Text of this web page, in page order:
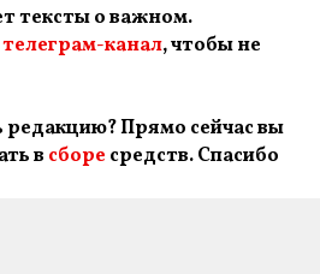
тексты о важном.
телеграм-канал, чтобы не
Прямо сейчас вы
в сборе средств. Спасибо